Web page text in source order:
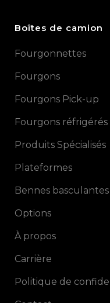
Boîtes de camion
Fourgonnettes
Fourgons
Fourgons Pick-up
Fourgons réfrigérés
Produits Spécialisés
Plateformes
Bennes basculantes
Options
À propos
Carrière
Politique de